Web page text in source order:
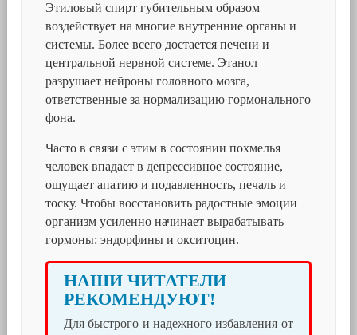
Этиловый спирт губительным образом
воздействует на многие внутренние органы и
системы. Более всего достается печени и
центральной нервной системе. Этанол
разрушает нейроны головного мозга,
ответственные за нормализацию гормонального
фона.
Часто в связи с этим в состоянии похмелья
человек впадает в депрессивное состояние,
ощущает апатию и подавленность, печаль и
тоску. Чтобы восстановить радостные эмоции
организм усиленно начинает вырабатывать
гормоны: эндорфины и окситоцин.
НАШИ ЧИТАТЕЛИ
РЕКОМЕНДУЮТ!
Для быстрого и надежного избавления от